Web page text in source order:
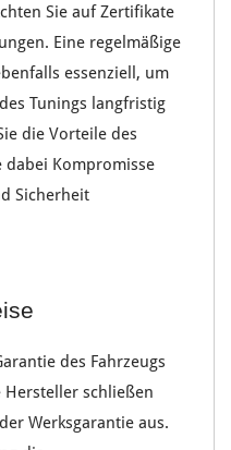
Sie aufZertifikate
. Eine regelmäßige
essenziell, um
Tunings langfristig
die Vorteile des
dabei Kompromisse
Sicherheit
des Fahrzeugs
Hersteller schließen
Werksgarantie aus.